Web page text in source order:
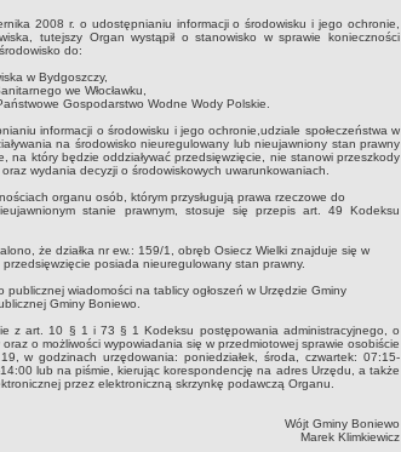
2008 r. o udostępnianiu informacji o środowisku i jego ochronie,
tutejszy Organ wystąpił o stanowisko w sprawie konieczności
do:
w Bydgoszczy,
we Włocławku,
Gospodarstwo Wodne Wody Polskie.
informacji o środowisku i jego ochronie,udziale społeczeństwa w
na środowisko nieuregulowany lub nieujawniony stan prawny
na który będzie oddziaływać przedsięwzięcie, nie stanowi przeszkody
wydania decyzji o środowiskowych uwarunkowaniach.
organu osób, którym przysługują prawa rzeczowe do
stanie prawnym, stosuje się przepis art. 49 Kodeksu
że działka nr ew.: 159/1, obręb Osiecz Wielki znajduje się w
posiada nieuregulowany stan prawny.
wiadomości na tablicy ogłoszeń w Urzędzie Gminy
Gminy Boniewo.
z art. 10 § 1 i 73 § 1 Kodeksu postępowania administracyjnego, o
o możliwości wypowiadania się w przedmiotowej sprawie osobiście
w godzinach urzędowania: poniedziałek, środa, czwartek: 07:15-
lub na piśmie, kierując korespondencję na adres Urzędu, a także
przez elektroniczną skrzynkę podawczą Organu.
Wójt Gminy Boniewo
Marek Klimkiewicz